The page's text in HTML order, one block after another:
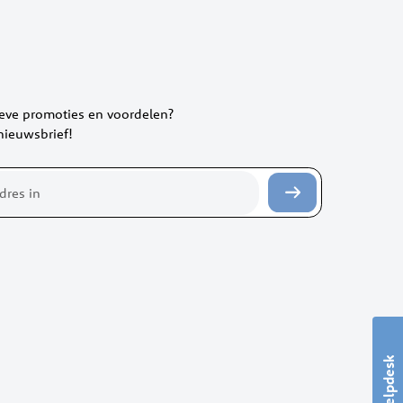
Helpdesk
promoties en voordelen?